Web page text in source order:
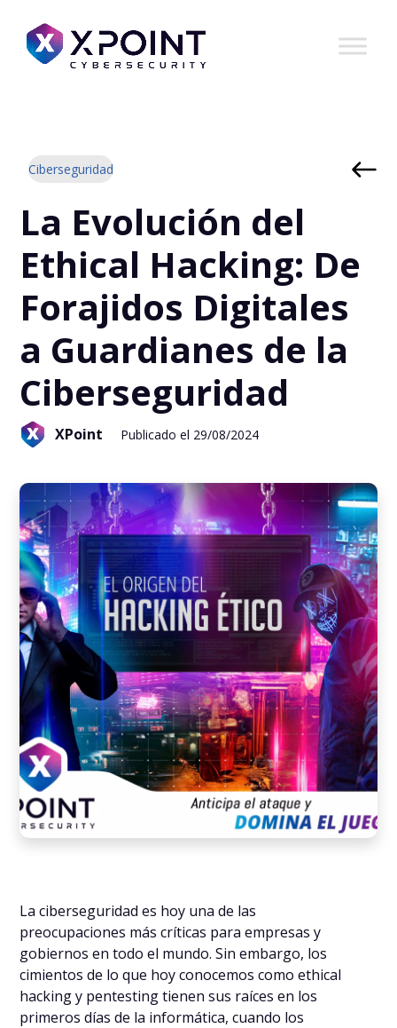
Ciberseguridad
La Evolución del
Ethical Hacking: De
Forajidos Digitales
a Guardianes de la
Ciberseguridad
XPoint Publicado el 29/08/2024
La ciberseguridad es hoy una de las
preocupaciones más críticas para empresas y
gobiernos en todo el mundo. Sin embargo, los
cimientos de lo que hoy conocemos como ethical
hacking y pentesting tienen sus raíces en los
primeros días de la informática, cuando los